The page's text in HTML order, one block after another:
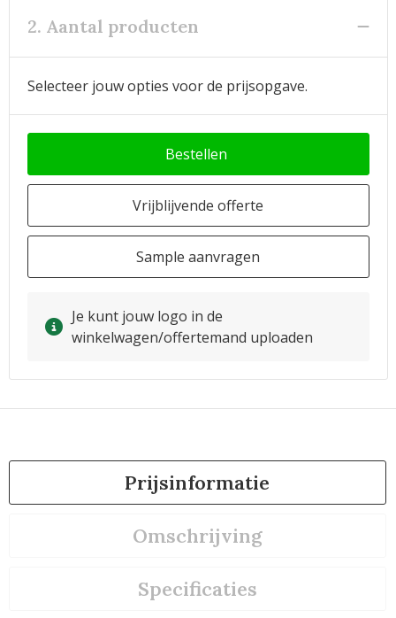
2. Aantal producten
Selecteer jouw opties voor de prijsopgave.
Bestellen
Vrijblijvende offerte
Sample aanvragen
Je kunt jouw logo in de
winkelwagen/offertemand uploaden
Prijsinformatie
Omschrijving
Specificaties